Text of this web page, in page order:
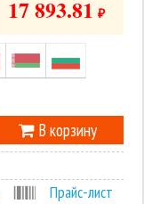
17 893.81 ₽
В корзину
Прайс-лист